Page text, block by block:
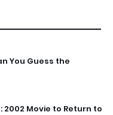
You Guess the
2002 Movie to Return to